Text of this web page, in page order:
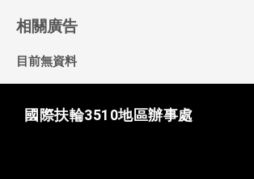
相關廣告
目前無資料
國際扶輪3510地區辦事處